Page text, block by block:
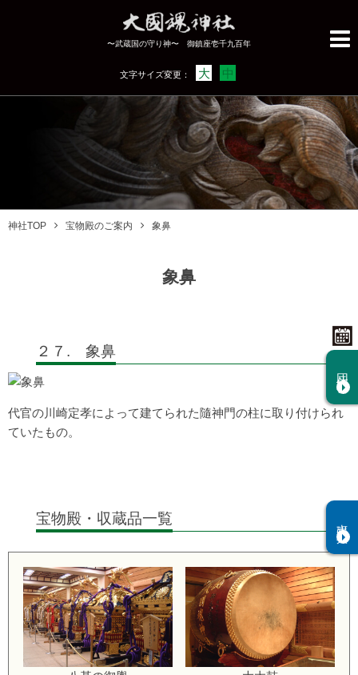
〜武蔵国の守り神〜 御鎮座壱千九百年
文字サイズ変更： 大 中
神社TOP 宝物殿のご案内 象鼻
象鼻
２７. 象鼻
代官の川崎定孝によって建てられた隨神門の柱に取り付けられ
ていたもの。
宝物殿・収蔵品一覧